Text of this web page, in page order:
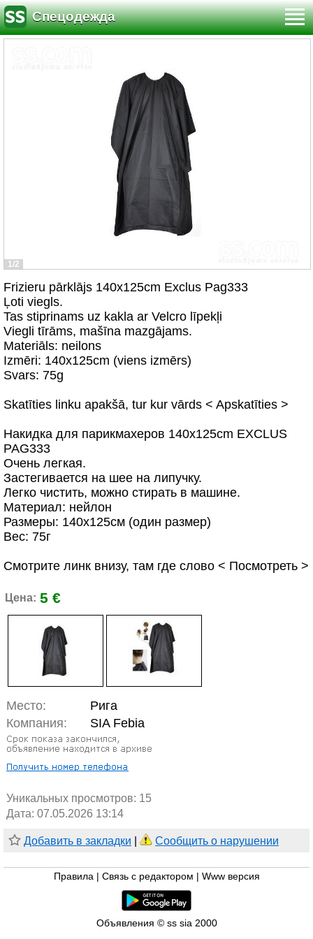
Спецодежда
1/2
Frizieru pārklājs 140x125cm Exclus Pag333
Ļoti viegls.
Tas stiprinams uz kakla ar Velcro līpekļi
Viegli tīrāms, mašīna mazgājams.
Materiāls: neilons
Izmēri: 140x125cm (viens izmērs)
Svars: 75g
Skatīties linku apakšā, tur kur vārds < Apskatīties >
Накидка для парикмахеров 140x125cm EXCLUS
PAG333
Очень легкая.
Застегивается на шее на липучку.
Легко чистить, можно стирать в машине.
Материал: нейлон
Размеры: 140x125см (один размер)
Вес: 75г
Смотрите линк внизу, там где слово < Посмотреть >
Цена: 5 €
Место:
Рига
Компания:
SIA Febia
Уникальных просмотров: 15
Дата: 07.05.2026 13:14
Добавить в закладки Сообщить о нарушении
Правила Связь с редактором Www версия
Объявления © ss sia 2000